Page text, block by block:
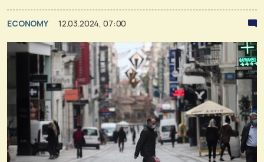
ECONOMY 12.03.2024, 07:00